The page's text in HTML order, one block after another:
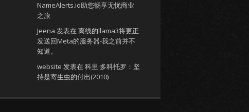
NameAlerts.io助您畅享无忧商业
之旅
Jeena 发表在 离线的llama3将更正
发送回Meta的服务器-我之前并不
知道。
website 发表在 科里·多科托罗：坚
持是寄生虫的付出(2010)